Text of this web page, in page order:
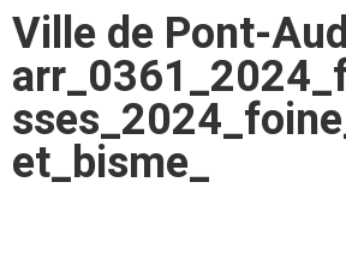
Ville de Pont-
et_bisme_